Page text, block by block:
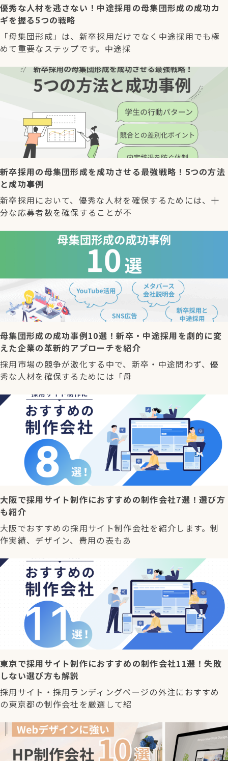
優秀な人材を逃さない！中途採用の母集団形成の成功カ
ギを握る5つの戦略
「母集団形成」は、新卒採用だけでなく中途採用でも極
めて重要なステップです。中途採
新卒採用の母集団形成を成功させる最強戦略！5つの方法
と成功事例
新卒採用において、優秀な人材を確保するためには、十
分な応募者数を確保することが不
母集団形成の成功事例10選！新卒・中途採用を劇的に変
えた企業の革新的アプローチを紹介
採用市場の競争が激化する中で、新卒・中途問わず、優
秀な人材を確保するためには「母
大阪で採用サイト制作におすすめの制作会社7選！選び方
も紹介
大阪でおすすめの採用サイト制作会社を紹介します。制
作実績、デザイン、費用の表もあ
東京で採用サイト制作におすすめの制作会社11選！失敗
しない選び方も解説
採用サイト・採用ランディングページの外注におすすめ
の東京都の制作会社を厳選して紹